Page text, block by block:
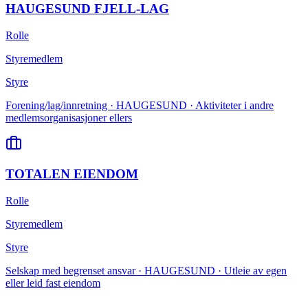
HAUGESUND FJELL-LAG
Rolle
Styremedlem
Styre
Forening/lag/innretning · HAUGESUND · Aktiviteter i andre
medlemsorganisasjoner ellers
TOTALEN EIENDOM
Rolle
Styremedlem
Styre
Selskap med begrenset ansvar · HAUGESUND · Utleie av egen
eller leid fast eiendom